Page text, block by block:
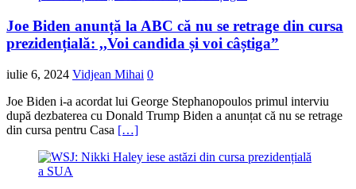
Joe Biden anunță la ABC că nu se retrage din cursa
prezidențială: ,,Voi candida și voi câștiga”
iulie 6, 2024 Vidjean Mihai 0
Joe Biden i-a acordat lui George Stephanopoulos primul interviu
după dezbaterea cu Donald Trump Biden a anunțat că nu se retrage
din cursa pentru Casa […]